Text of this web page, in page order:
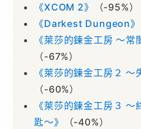
《XCOM 2》
（-95%）
《Darkest Dungeon》
《萊莎的鍊金工房 ～常
（-67%）
《萊莎的鍊金工房２ ～
（-60%）
《萊莎的鍊金工房３
匙～》
（-40%）